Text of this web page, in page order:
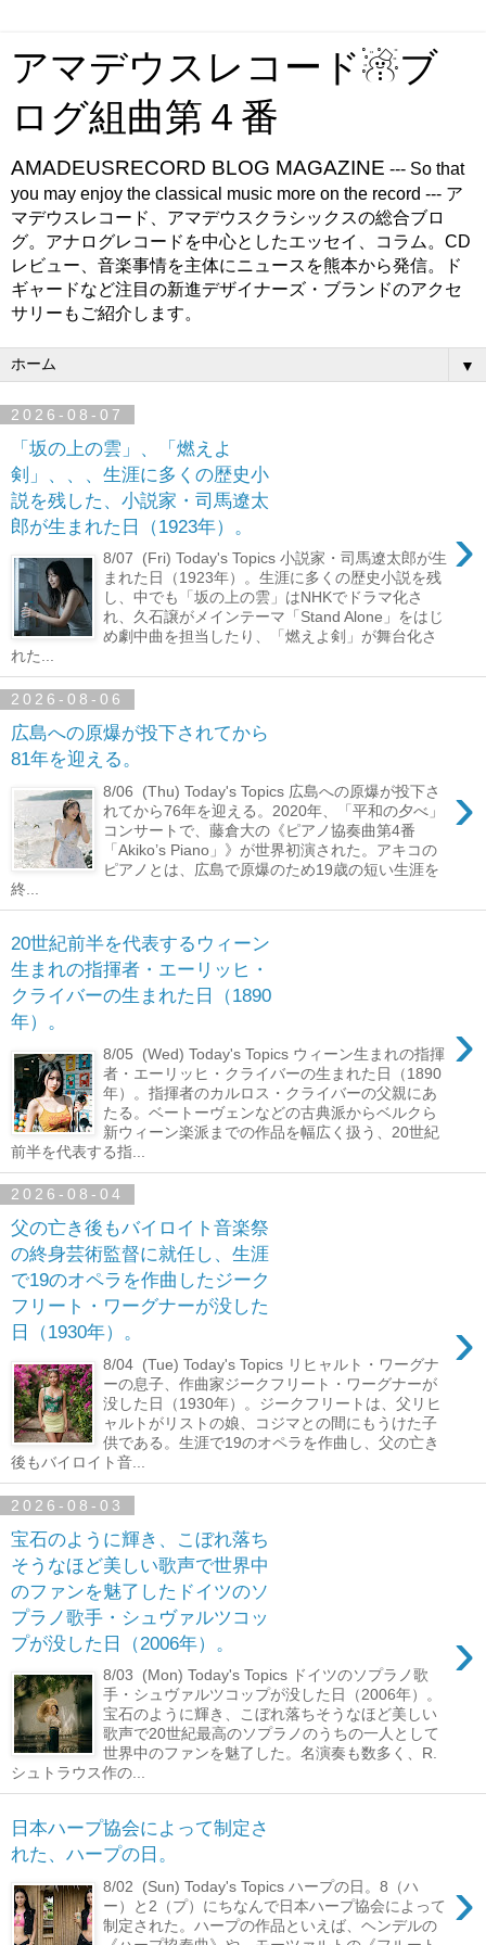
アマデウスレコード☃ブ
ログ組曲第４番
AMADEUSRECORD BLOG MAGAZINE --- So that
you may enjoy the classical music more on the record --- ア
マデウスレコード、アマデウスクラシックスの総合ブロ
グ。アナログレコードを中心としたエッセイ、コラム。CD
レビュー、音楽事情を主体にニュースを熊本から発信。ド
ギャードなど注目の新進デザイナーズ・ブランドのアクセ
サリーもご紹介します。
▼
2026-08-07
「坂の上の雲」、「燃えよ
剣」、、、生涯に多くの歴史小
説を残した、小説家・司馬遼太
郎が生まれた日（1923年）。
›
8/07 (Fri) Today's Topics 小説家・司馬遼太郎が生
まれた日（1923年）。生涯に多くの歴史小説を残
し、中でも「坂の上の雲」はNHKでドラマ化さ
れ、久石譲がメインテーマ「Stand Alone」をはじ
め劇中曲を担当したり、「燃えよ剣」が舞台化さ
れた...
2026-08-06
広島への原爆が投下されてから
81年を迎える。
›
8/06 (Thu) Today's Topics 広島への原爆が投下さ
れてから76年を迎える。2020年、「平和の夕べ」
コンサートで、藤倉大の《ピアノ協奏曲第4番
「Akiko’s Piano」》が世界初演された。アキコの
ピアノとは、広島で原爆のため19歳の短い生涯を
終...
20世紀前半を代表するウィーン
生まれの指揮者・エーリッヒ・
クライバーの生まれた日（1890
年）。
›
8/05 (Wed) Today's Topics ウィーン生まれの指揮
者・エーリッヒ・クライバーの生まれた日（1890
年）。指揮者のカルロス・クライバーの父親にあ
たる。ベートーヴェンなどの古典派からベルクら
新ウィーン楽派までの作品を幅広く扱う、20世紀
前半を代表する指...
2026-08-04
父の亡き後もバイロイト音楽祭
の終身芸術監督に就任し、生涯
で19のオペラを作曲したジーク
フリート・ワーグナーが没した
日（1930年）。
›
8/04 (Tue) Today's Topics リヒャルト・ワーグナ
ーの息子、作曲家ジークフリート・ワーグナーが
没した日（1930年）。ジークフリートは、父リヒ
ャルトがリストの娘、コジマとの間にもうけた子
供である。生涯で19のオペラを作曲し、父の亡き
後もバイロイト音...
2026-08-03
宝石のように輝き、こぼれ落ち
そうなほど美しい歌声で世界中
のファンを魅了したドイツのソ
プラノ歌手・シュヴァルツコッ
プが没した日（2006年）。
›
8/03 (Mon) Today's Topics ドイツのソプラノ歌
手・シュヴァルツコップが没した日（2006年）。
宝石のように輝き、こぼれ落ちそうなほど美しい
歌声で20世紀最高のソプラノのうちの一人として
世界中のファンを魅了した。名演奏も数多く、R.
シュトラウス作の...
日本ハープ協会によって制定さ
れた、ハープの日。
›
8/02 (Sun) Today's Topics ハープの日。8（ハ
ー）と2（プ）にちなんで日本ハープ協会によって
制定された。ハープの作品といえば、ヘンデルの